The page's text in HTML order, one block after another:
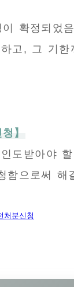
이 확정되었
고, 그 기
】
도받아야
함으로써 해
처분신청